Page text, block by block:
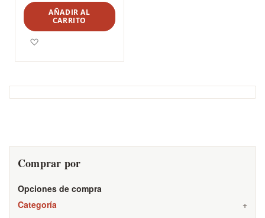
AÑADIR AL
CARRITO
Comprar por
Opciones de compra
Categoría